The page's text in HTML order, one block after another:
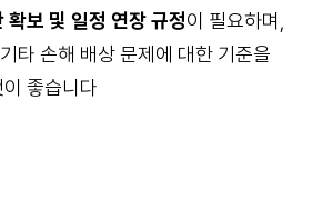
확보 및 일정 연장 규정이 필요하며,
타 손해 배상 문제에 대한 기준을
좋습니다